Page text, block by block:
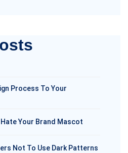
Process To Your
Your Brand Mascot
Not To Use Dark Patterns